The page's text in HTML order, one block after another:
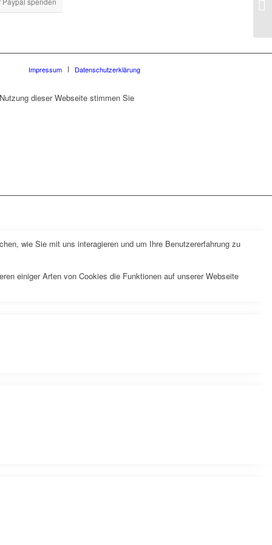
Impressum Datenschutzerklärung
dieser Webseite stimmen Sie
wie Sie mit uns interagieren und um Ihre Benutzererfahrung zu
einiger Arten von Cookies die Funktionen auf unserer Webseite